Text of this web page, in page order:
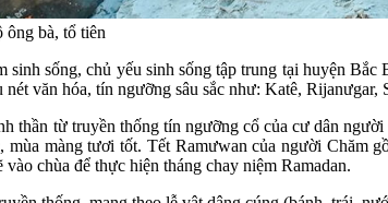
ông bà, tổ tiên
sinh sống, chủ yếu sinh sống tập trung tại huyện
văn hóa, tín ngưỡng sâu sắc như: Katê, Rijanưgar,
thần từ truyền thống tín ngưỡng cổ của cư dân
màng tươi tốt. Tết Ramưwan của người Chăm
chùa để thực hiện tháng chay niệm Ramadan.